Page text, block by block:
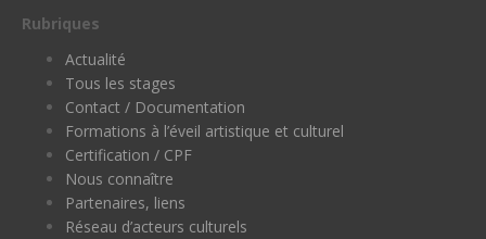
Rubriques
Actualité
Tous les stages
Contact / Documentation
Formations à l’éveil artistique et culturel
Certification / CPF
Nous connaître
Partenaires, liens
Réseau d’acteurs culturels